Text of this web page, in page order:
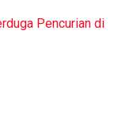
Pencurian di